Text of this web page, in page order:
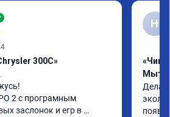
300C»
2 с програмным
заслонок и егр в
Н
«Чип
Делал